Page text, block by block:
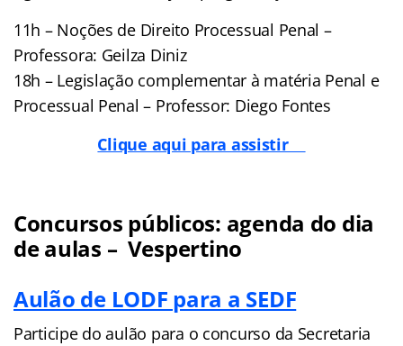
11h – Noções de Direito Processual Penal –
Professora: Geilza Diniz
18h – Legislação complementar à matéria Penal e
Processual Penal – Professor: Diego Fontes
Clique aqui para assistir
Concursos públicos: agenda do dia
de aulas – Vespertino
Aulão de LODF para a SEDF
Participe do aulão para o concurso da Secretaria